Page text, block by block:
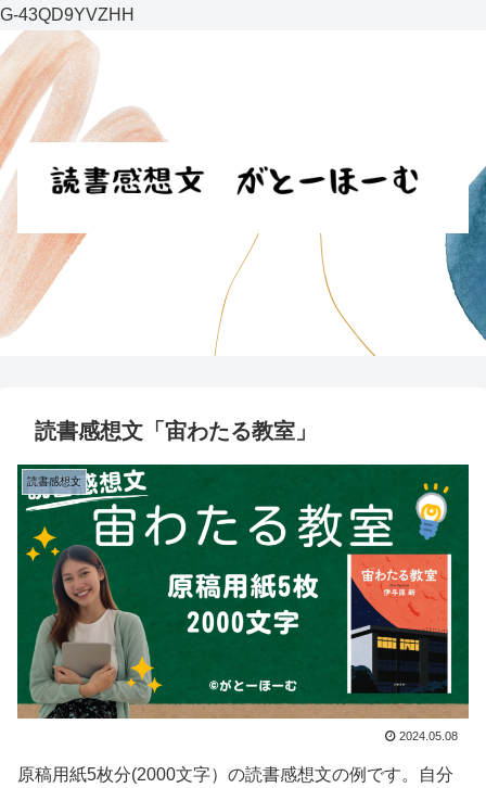
G-43QD9YVZHH
読書感想文「宙わたる教室」
読書感想文
2024.05.08
原稿用紙5枚分(2000文字）の読書感想文の例です。自分